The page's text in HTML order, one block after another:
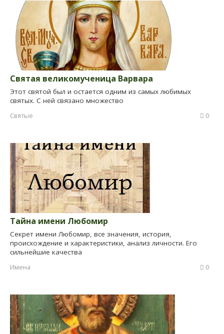
Святая великомученица Варвара
Этот святой был и остается одним из самых любимых
святых. С ней связано множество
Святые
0
Тайна имени Любомир
Секрет имени Любомир, все значения, история,
происхождение и характеристики, анализ личности. Его
сильнейшие качества
Имена
0